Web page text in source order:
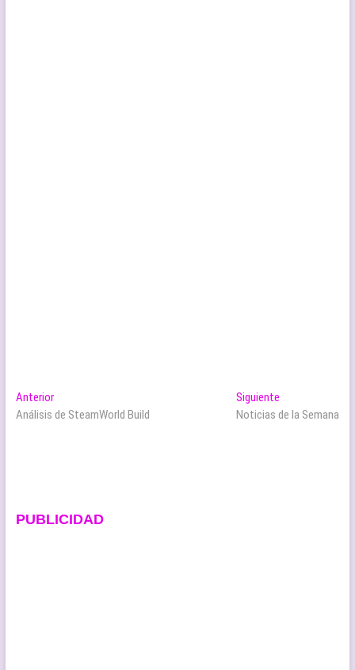
Navegación
de
AnteriorEntrada
anterior:
Análisis de SteamWorld Build
Siguiente
siguiente:
Noticias de la Semana
PUBLICIDAD